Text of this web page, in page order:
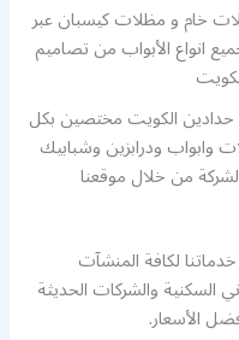
خام و مظلات كيسبان عبر
انواع الأبواب من تصاميم
الكويت مختصين بكل
وابواب ودرابزين وشبابيك
من خلال موقعنا
لكافة المنشآت
السكنية والشركات الحديثة
الأسعار.